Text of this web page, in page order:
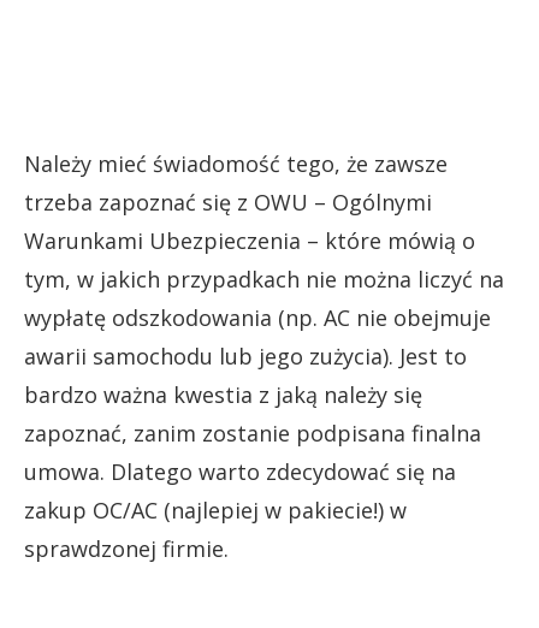
Należy mieć świadomość tego, że zawsze
trzeba zapoznać się z OWU – Ogólnymi
Warunkami Ubezpieczenia – które mówią o
tym, w jakich przypadkach nie można liczyć na
wypłatę odszkodowania (np. AC nie obejmuje
awarii samochodu lub jego zużycia). Jest to
bardzo ważna kwestia z jaką należy się
zapoznać, zanim zostanie podpisana finalna
umowa. Dlatego warto zdecydować się na
zakup OC/AC (najlepiej w pakiecie!) w
sprawdzonej firmie.